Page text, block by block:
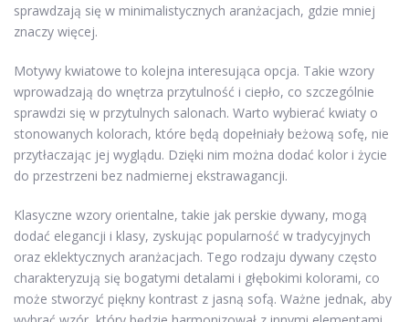
sprawdzają się w minimalistycznych aranżacjach, gdzie mniej
znaczy więcej.
Motywy kwiatowe to kolejna interesująca opcja. Takie wzory
wprowadzają do wnętrza przytulność i ciepło, co szczególnie
sprawdzi się w przytulnych salonach. Warto wybierać kwiaty o
stonowanych kolorach, które będą dopełniały beżową sofę, nie
przytłaczając jej wyglądu. Dzięki nim można dodać kolor i życie
do przestrzeni bez nadmiernej ekstrawagancji.
Klasyczne wzory orientalne, takie jak perskie dywany, mogą
dodać elegancji i klasy, zyskując popularność w tradycyjnych
oraz eklektycznych aranżacjach. Tego rodzaju dywany często
charakteryzują się bogatymi detalami i głębokimi kolorami, co
może stworzyć piękny kontrast z jasną sofą. Ważne jednak, aby